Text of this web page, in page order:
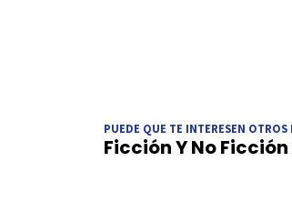
PUEDE QUE TE INTERESEN
Ficción Y No